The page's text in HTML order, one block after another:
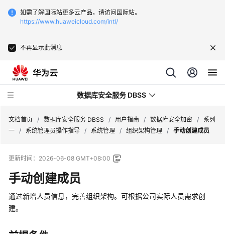
如需了解国际站更多云产品，请访问国际站。
https://www.huaweicloud.com/intl/
不再显示此消息
数据库安全服务 DBSS
新
动
态
介
文档首页 / 数据库安全服务 DBSS / 用户指南 / 数据库安全加密 /
系列
一 / 系统管理员操作指导 / 系统管理 / 组织架构管理 / 手动创建成员
更新时间： 2026-06-08 GMT+08:00
手动创建成员
通过新增人员信息，完善组织架构。可根据公司实际人员需求创
建。